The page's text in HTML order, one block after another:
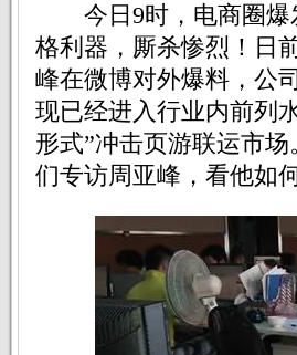
今日9时，电商圈爆
格利器，厮杀惨烈！日
峰在微博对外爆料，公
现已经进入行业内前列
形式”冲击页游联运市
们专访周亚峰，看他如